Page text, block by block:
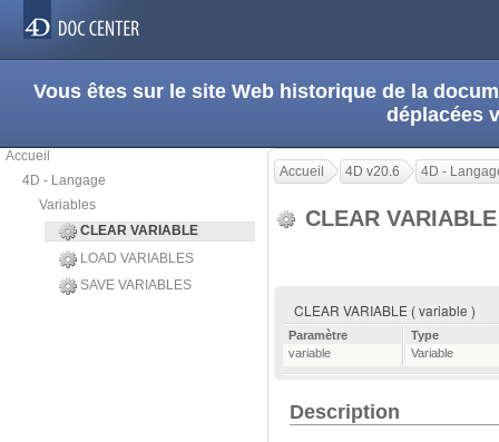
Vous êtes sur le site Web historique de la
déplacées
Accueil
4D - Langage
Variables
CLEAR VARIABLE
LOAD VARIABLES
SAVE VARIABLES
Accueil 4D v20.6 4D -
CLEAR
CLEAR VARIABLE ( variable )
Paramètre
Type
variable
Variable
Description